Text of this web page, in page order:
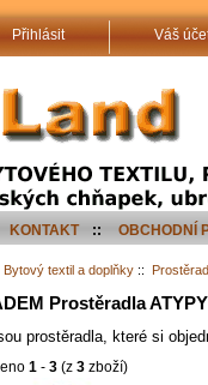
Přihlásit Váš
KONTAKT :: OBCHODNÍ
Bytový textil a doplňky ::
Prostěradla ATYPY
prostěradla, které si
1 - 3 (z 3 zboží)